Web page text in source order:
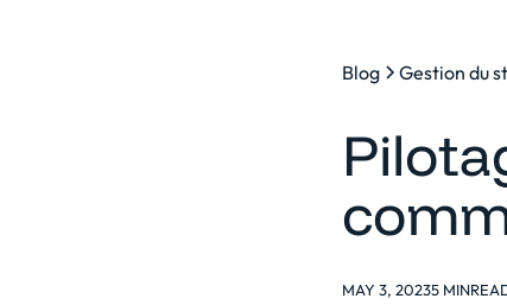
Blog Gestion du
MAY 3, 20235 MIN